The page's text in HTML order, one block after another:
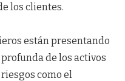
los clientes.
están presentando
de los activos
como el